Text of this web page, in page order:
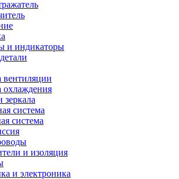
и индикаторы
вентиляции
охлаждения
зеркала
система
система
и изоляция
и электроника